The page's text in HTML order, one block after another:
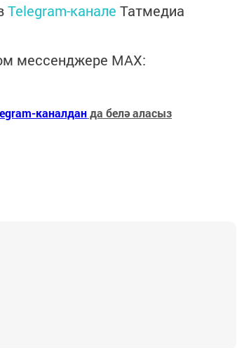
Telegram-канале Татмедиа
мессенджере MАХ:
каналданда белә аласыз